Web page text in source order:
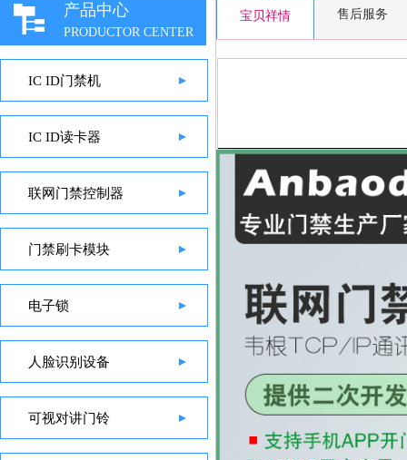
产品中心
PRODUCTOR CENTER
IC ID门禁机
IC ID读卡器
联网门禁控制器
门禁刷卡模块
电子锁
人脸识别设备
可视对讲门铃
宝贝祥情 售后服务